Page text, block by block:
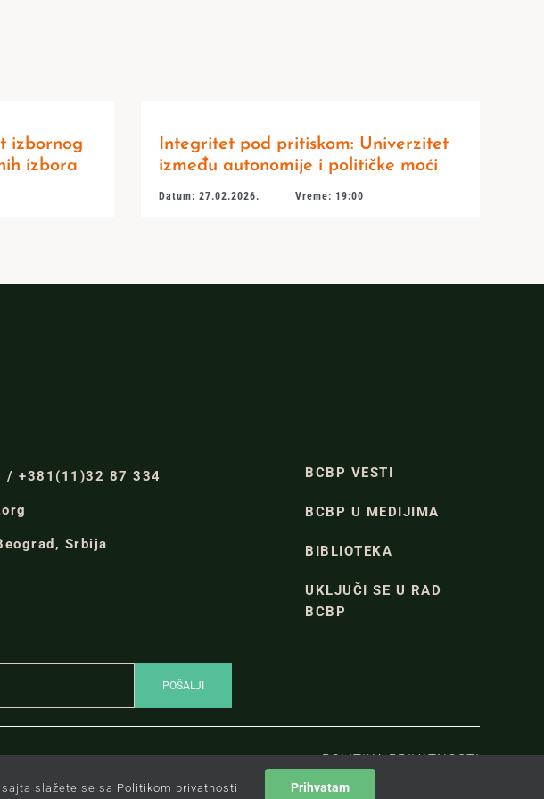
izbornog
izbora
Integritet pod pritiskom: Univerzitet
između autonomije i političke moći
Datum: 27.02.2026. Vreme: 19:00
/ +381(11)32 87 334
Srbija
BCBP VESTI
BCBP U MEDIJIMA
BIBLIOTEKA
UKLJUČI SE U RAD
BCBP
POLITIKA PRIVATNOSTI
slažete se sa Politikom privatnosti Prihvatam